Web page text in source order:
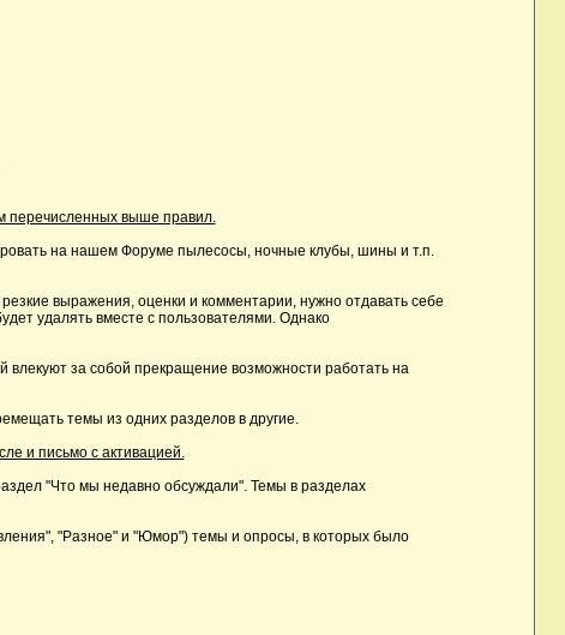
перечисленных выше правил.
на нашем Форуме пылесосы, ночные клубы, шины и т.п.
выражения, оценки и комментарии, нужно отдавать себе
удалять вместе с пользователями. Однако
за собой прекращение возможности работать на
темы из одних разделов в другие.
и письмо с активацией.
"Что мы недавно обсуждали". Темы в разделах
"Разное" и "Юмор") темы и опросы, в которых было